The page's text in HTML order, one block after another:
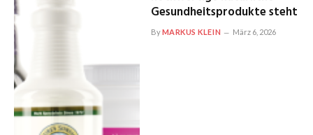
Gesundheitsprodukte steht
ByMARKUS KLEIN März 6, 2026